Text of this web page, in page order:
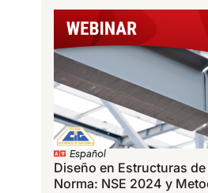
Español
Diseño en Estructuras
Norma: NSE 2024 y